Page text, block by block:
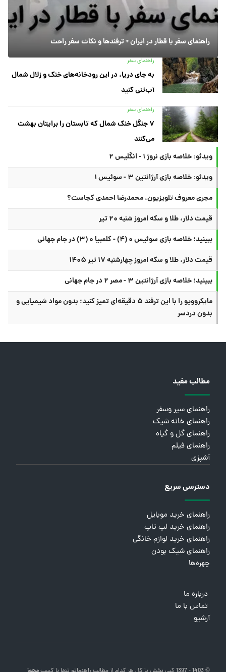
راهنمای سفر با قطار در ایران + ترفندها و نکات سفر راحت
راهنمای سفر
به جای دریا، در این رودخانه‌های خنک و زلال شمال
آب‌تنی کنید
راهنمای سفر
۷ جنگل خنک شمال که تابستان را برایتان بهشت
می‌کنند
ویدئو: خلاصه بازی نروژ ۱ - انگلیس ۲
ویدئو: خلاصه بازی آرژانتین ۳ - سوئیس ۱
مجری معروف تلویزیون، محمدرضا احمدی کجاست؟
قیمت دلار، طلا و سکه امروز شنبه ۲۰ تیر
ببینید؛ خلاصه بازی سوئیس ۰ (۴) - کلمبیا ۰ (۳) در جام جهانی
قیمت دلار، طلا و سکه امروز چهارشنبه ۱۷ تیر ۱۴۰۵
ببینید؛ خلاصه بازی آرژانتین ۳ - مصر ۲ در جام جهانی
مایکروویو را با این ترفند ۵ دقیقه‌ای تمیز کنید؛ بدون مواد شیمیایی و
بدون دردسر
مطالب مفید
راهنمای سیر وسفر
راهنمای خانه شیک
راهنمای گل و گیاه
راهنمای فیلم
آشپزی
دسترسی سریع
راهنمای خرید موبایل
راهنمای خرید لپ تاپ
راهنمای خرید لوازم خانگی
راهنمای شیک بودن
چهره‌ها
درباره ما
تماس با ما
آرشیو